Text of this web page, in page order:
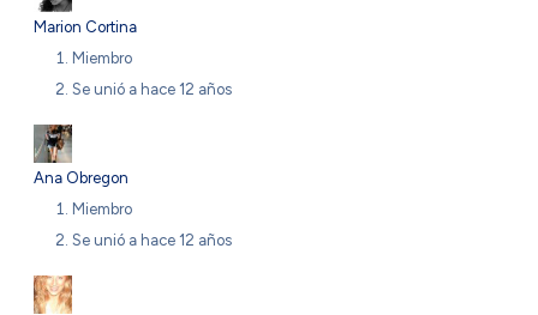
Marion Cortina
Miembro
Se unió a hace 12 años
Ana Obregon
Miembro
Se unió a hace 12 años